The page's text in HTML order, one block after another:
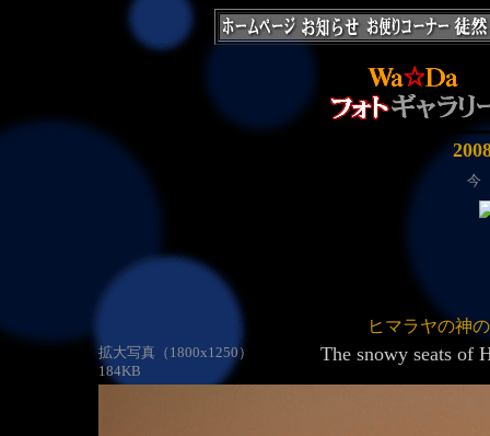
今
ヒマラヤの
拡大写真（1800x1250）
184KB
The snowy seats of